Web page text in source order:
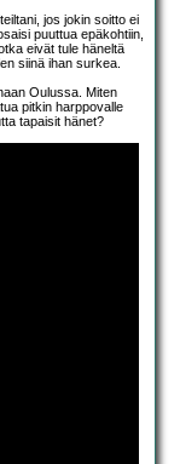
jos jokin soitto ei
puuttua epäkohtiin,
eivät tule häneltä
siinä ihan surkea.
Oulussa. Miten
pitkin harppovalle
tapaisit hänet?